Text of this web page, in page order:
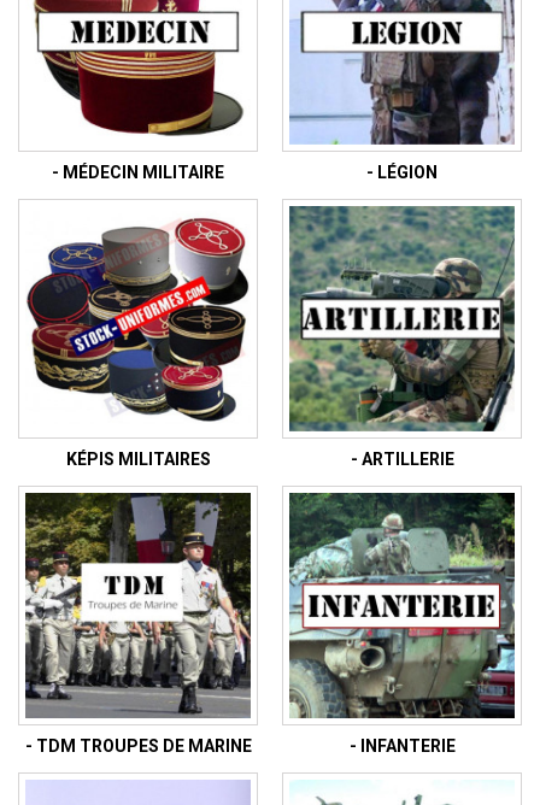
- MÉDECIN MILITAIRE - LÉGION
KÉPIS MILITAIRES - ARTILLERIE
- TDM TROUPES DE MARINE - INFANTERIE